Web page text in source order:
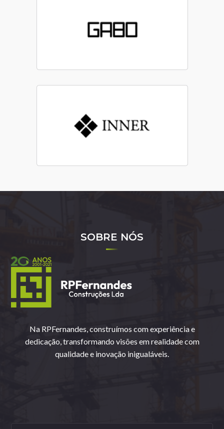
SOBRE NÓS
Na RPFernandes, construímos com experiência e
dedicação, transformando visões em realidade com
qualidade e inovação inigualáveis.